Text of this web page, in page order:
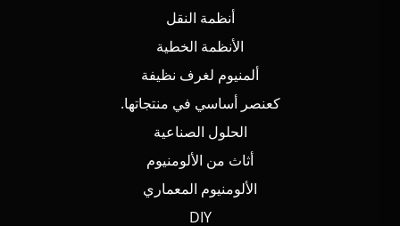
أنظمة النقل
الأنظمة الخطية
ألمنيوم لغرف نظيفة
كعنصر أساسي في منتجاتها.
الحلول الصناعية
أثاث من الألومنيوم
الألومنيوم المعماري
DIY